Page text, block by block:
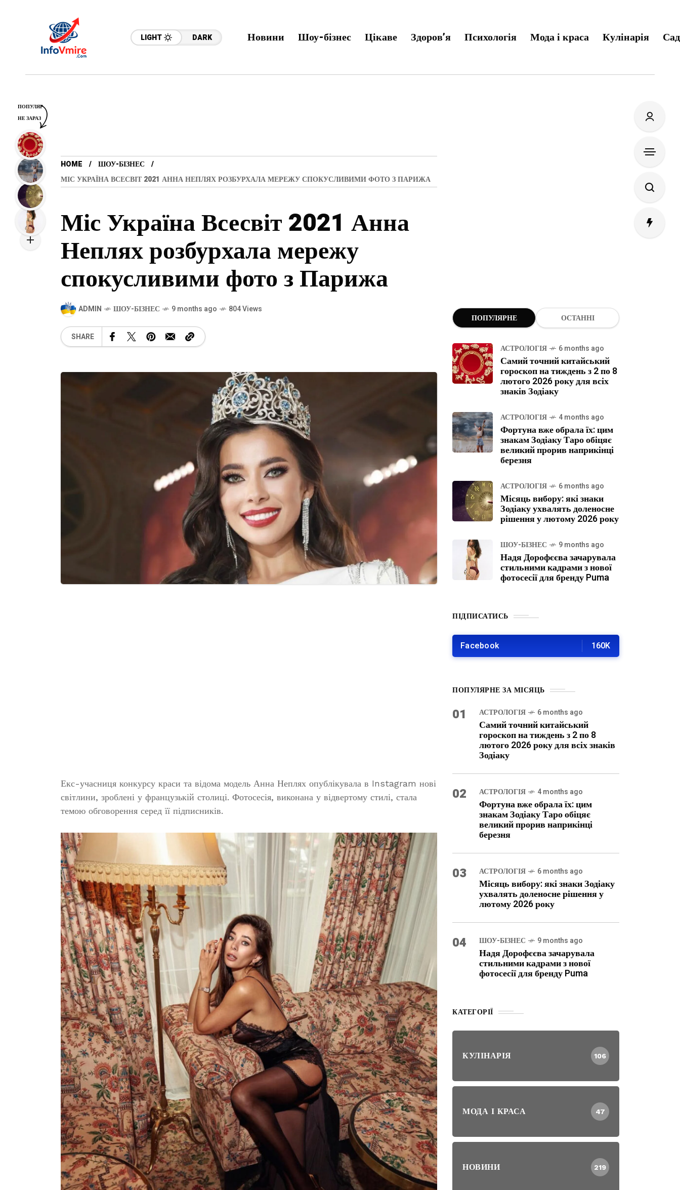
LIGHT DARK Новини Шоу-бізнес Цікаве Здоров’я Психологія Мода і краса Кулінарія
HOME
ШОУ-БІЗНЕС
МІС УКРАЇНА ВСЕСВІТ 2021 АННА НЕПЛЯХ РОЗБУРХАЛА МЕРЕЖУ СПОКУСЛИВИМИ ФОТО З ПАРИЖА
Міс Україна Всесвіт 2021 Анна
Неплях розбурхала мережу
спокусливими фото з Парижа
ADMIN ШОУ-БІЗНЕС 9 months ago 804 Views
SHARE
Екс-учасниця конкурсу краси та відома модель Анна Неплях опублікувала в Instagram нові
світлини, зроблені у французькій столиці. Фотосесія, виконана у відвертому стилі, стала
темою обговорення серед її підписників.
ПОПУЛЯРНЕ ОСТАННІ
АСТРОЛОГІЯ 6 months ago
Самий точний китайський
гороскоп на тиждень з 2 по 8
лютого 2026 року для всіх
знаків Зодіаку
АСТРОЛОГІЯ 4 months ago
Фортуна вже обрала їх: цим
знакам Зодіаку Таро обіцяє
великий прорив наприкінці
березня
АСТРОЛОГІЯ 6 months ago
Місяць вибору: які знаки
Зодіаку ухвалять доленосне
рішення у лютому 2026 року
ШОУ-БІЗНЕС 9 months ago
Надя Дорофєєва зачарувала
стильними кадрами з нової
фотосесії для бренду Puma
ПІДПИСАТИСЬ
Facebook 160K
ПОПУЛЯРНЕ ЗА МІСЯЦЬ
01 АСТРОЛОГІЯ 6 months ago
Самий точний китайський
гороскоп на тиждень з 2 по 8
лютого 2026 року для всіх знаків
Зодіаку
02 АСТРОЛОГІЯ 4 months ago
Фортуна вже обрала їх: цим
знакам Зодіаку Таро обіцяє
великий прорив наприкінці
березня
03 АСТРОЛОГІЯ 6 months ago
Місяць вибору: які знаки Зодіаку
ухвалять доленосне рішення у
лютому 2026 року
04 ШОУ-БІЗНЕС 9 months ago
Надя Дорофєєва зачарувала
стильними кадрами з нової
фотосесії для бренду Puma
КАТЕГОРІЇ
КУЛІНАРІЯ 106
МОДА І КРАСА 47
НОВИНИ 219
ПОПУЛЯР
НЕ ЗАРАЗ